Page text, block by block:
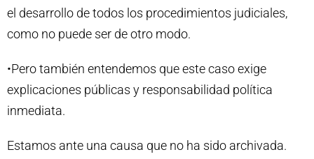
el desarrollo de todos los procedimientos judiciales,
como no puede ser de otro modo.
•Pero también entendemos que este caso exige
explicaciones públicas y responsabilidad política
inmediata.
Estamos ante una causa que no ha sido archivada.